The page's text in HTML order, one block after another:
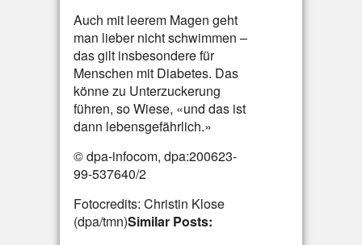
Auch mit leerem Magen geht
man lieber nicht schwimmen –
das gilt insbesondere für
Menschen mit Diabetes. Das
könne zu Unterzuckerung
führen, so Wiese, «und das ist
dann lebensgefährlich.»
© dpa-infocom, dpa:200623-
99-537640/2
Fotocredits: Christin Klose
(dpa/tmn)Similar Posts: